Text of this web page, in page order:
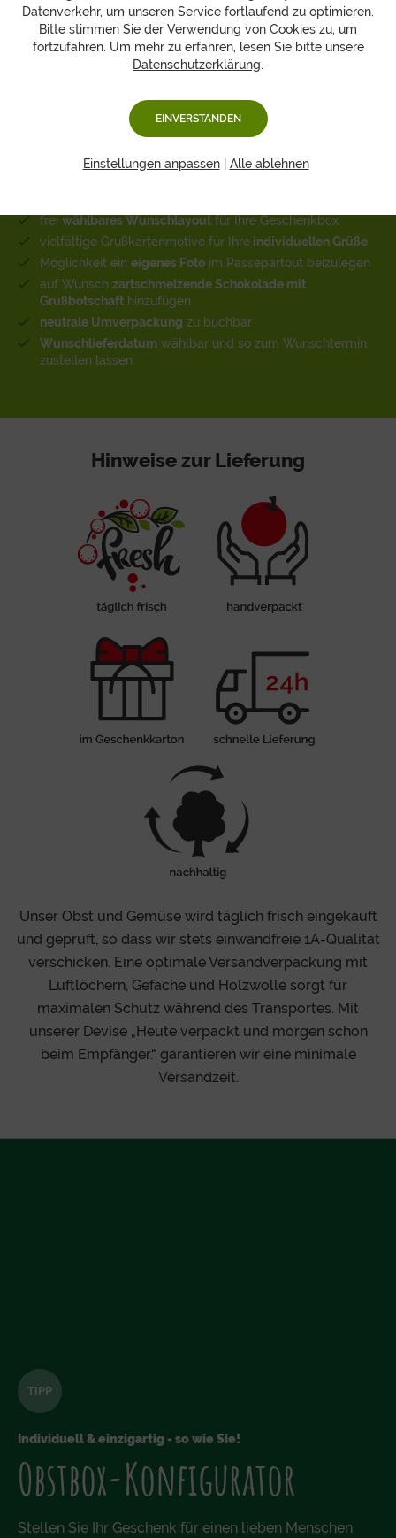
Unsere Stärken sind Ihre
Vorteile!
frei wählbares Wunschlayout für Ihre Geschenkbox
vielfältige Grußkartenmotive für Ihre individuellen Grüße
Möglichkeit ein eigenes Foto im Passepartout beizulegen
auf Wunsch zartschmelzende Schokolade mit
Grußbotschaft hinzufügen
neutrale Umverpackung zu buchbar
Wunschlieferdatum wählbar und so zum Wunschtermin
zustellen lassen
Hinweise zur Lieferung
Unser Obst und Gemüse wird täglich frisch eingekauft
und geprüft, so dass wir stets einwandfreie 1A-Qualität
verschicken. Eine optimale Versandverpackung mit
Luftlöchern, Gefache und Holzwolle sorgt für
maximalen Schutz während des Transportes. Mit
unserer Devise „Heute verpackt und morgen schon
beim Empfänger.“ garantieren wir eine minimale
Versandzeit.
TIPP
Individuell & einzigartig - so wie Sie!
Obstbox-Konfigurator
Stellen Sie Ihr Geschenk für einen lieben Menschen
Datenverkehr, um unseren Service fortlaufend zu optimieren.
Bitte stimmen Sie der Verwendung von Cookies zu, um
fortzufahren. Um mehr zu erfahren, lesen Sie bitte unsere
Datenschutzerklärung
EINVERSTANDEN
Einstellungen anpassen| Alle ablehnen